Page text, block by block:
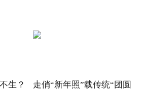
生？
走俏“新年照”载传统“团圆